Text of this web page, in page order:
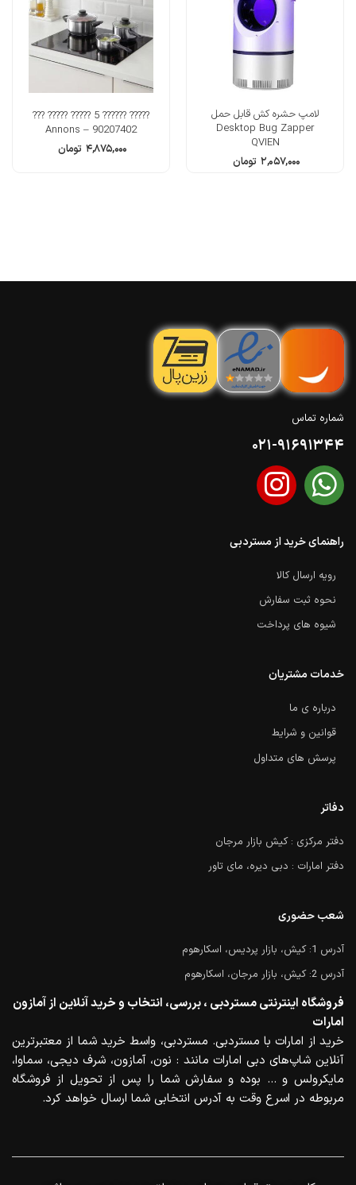
لامپ حشره کش قابل حمل
Desktop Bug Zapper
QVIEN
۲,۰۵۷,۰۰۰ تومان
????? ?????? 5 ????? ????? ???
Annons – 90207402
۴,۸۷۵,۰۰۰ تومان
شماره تماس
021-91691344
راهنمای خرید از مستردبی
رویه ارسال کالا
نحوه ثبت سفارش
شیوه های پرداخت
خدمات مشتریان
درباره ی ما
قوانین و شرایط
پرسش های متداول
دفاتر
دفتر مرکزی : کیش بازار مرجان
دفتر امارات : دبی دیره، مای تاور
شعب حضوری
آدرس 1: کیش، بازار پردیس، اسکارهوم
آدرس 2: کیش، بازار مرجان، اسکارهوم
فروشگاه اینترنتی مستردبی ، بررسی، انتخاب و خرید آنلاین از آمازون
امارات
خرید از امارات با مستردبی. مستردبی، واسط خرید شما از معتبرترین
آنلاین شاپ‌های دبی امارات مانند : نون، آمازون، شرف دیجی، سماوا،
مایکرولس و … بوده و سفارش شما را پس از تحویل از فروشگاه
مربوطه در اسرع وقت به آدرس انتخابی شما ارسال خواهد کرد.